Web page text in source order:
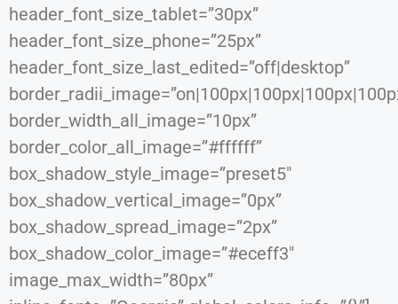
header_font_size_tablet=”30px”
header_font_size_phone=”25px”
header_font_size_last_edited=”off|desktop”
border_width_all_image=”10px”
border_color_all_image=”#ffffff”
box_shadow_style_image=”preset5″
box_shadow_vertical_image=”0px”
box_shadow_spread_image=”2px”
box_shadow_color_image=”#eceff3″
image_max_width=”80px”